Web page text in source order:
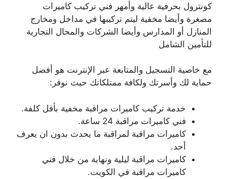
كونترول بحرفية عالية وأمهر فني تركيب كاميرات
مصغرة وأيضا مخفية ليتم تركيبها في مداخل ومخارج
المنازل أو المدارس وأيضا الشركات والمحال التجارية
للتأمين الشامل
مع خاصية التسجيل والمتابعة عبر الإنترنت هو أفضل
حماية لك وأسرتك ولكافة ممتلكاتك حيث نوفر:
خدمة تركيب كاميرات مراقبة مخفية بأقل كلفة.
فني كاميرات مراقبة 24 ساعة.
كاميرات مراقبة لمراقبة ما يحدث بدون ان يعرف
أحد.
كاميرات مراقبة ليلية ونهاية من خلال فني
كاميرات مراقبة في الكويت.